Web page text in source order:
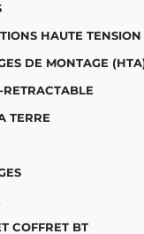
HAUTE
DE MONTAGE
TERRE
COFFRET BT
OUTILLAGES DE
(HTA)